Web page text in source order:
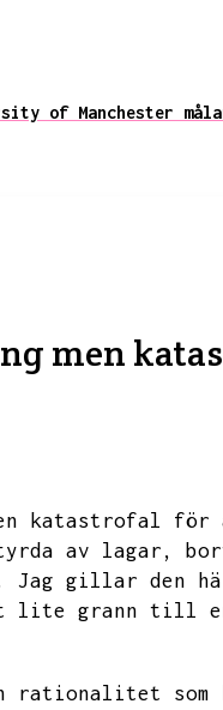
of Manchester
men
katastrofal för
av lagar,
Jag gillar den
lite grann till
som